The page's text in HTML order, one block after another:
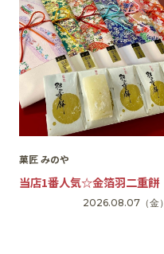
施設からのお知らせ
スタッフ募集
百番街くらぶ
菓匠 みのや
当店1番人気☆金箔羽二重餅
2026.08.07 （金）